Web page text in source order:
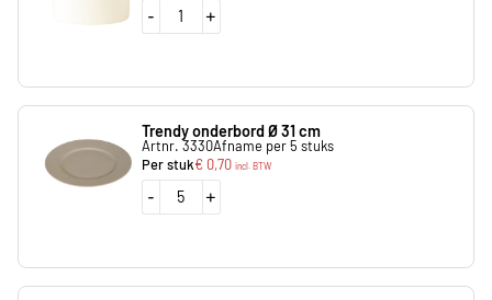
- +
Trendy onderbord Ø 31 cm
Artnr. 3330Afname per 5 stuks
Per stuk€ 0,70 incl. BTW
- +